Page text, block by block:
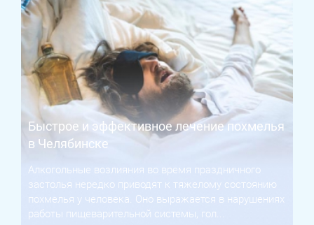
Быстрое и эффективное лечение похмелья
в Челябинске
Алкогольные возлияния во время праздничного
застолья нередко приводят к тяжелому состоянию
похмелья у человека. Оно выражается в нарушениях
работы пищеварительной системы, гол...